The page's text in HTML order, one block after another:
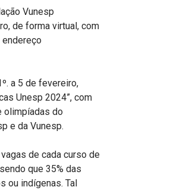
Vunesp
de forma virtual, com
endereço
a 5 de fevereiro,
Unesp 2024”, com
olimpíadas do
e da Vunesp.
de cada curso de
que 35% das
ou indígenas. Tal